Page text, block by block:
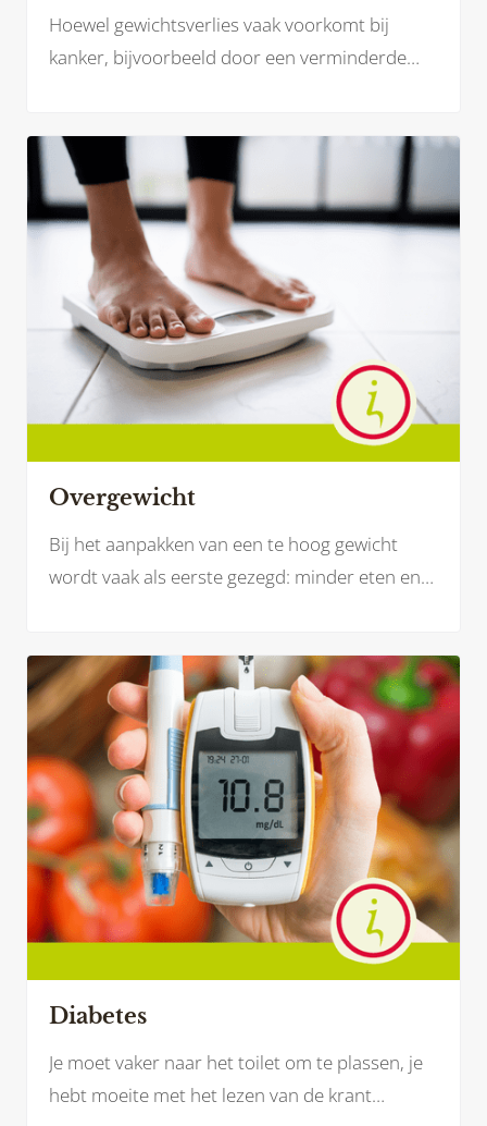
Hoewel gewichtsverlies vaak voorkomt bij
kanker, bijvoorbeeld door een verminderde
medicatie – juist leiden tot gewichtstoename.
Overgewicht
Bij het aanpakken van een te hoog gewicht
wordt vaak als eerste gezegd: minder eten en
meer dan dat.
Diabetes
Je moet vaker naar het toilet om te plassen, je
hebt moeite met het lezen van de krant